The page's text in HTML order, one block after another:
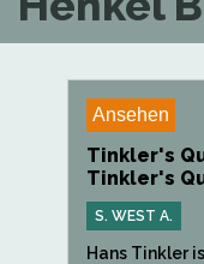
Ansehen
Tinkler's
Tinkler's
S. WEST A.
Hans Tinkler